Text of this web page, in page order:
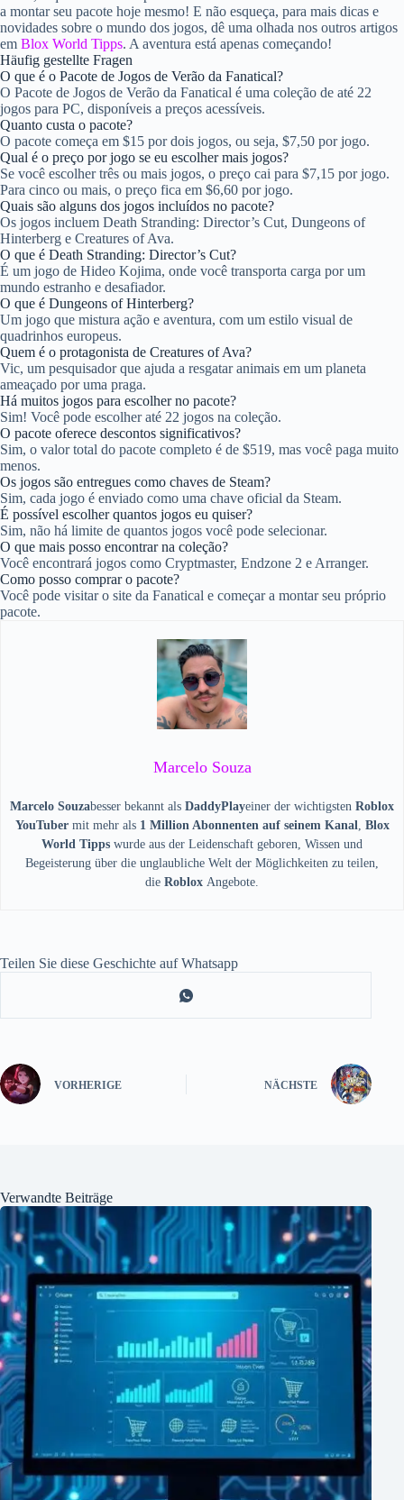
a montar seu pacote hoje mesmo! E não esqueça, para mais dicas e
novidades sobre o mundo dos jogos, dê uma olhada nos outros artigos
em Blox World Tipps. A aventura está apenas começando!
Häufig gestellte Fragen
O que é o Pacote de Jogos de Verão da Fanatical?
O Pacote de Jogos de Verão da Fanatical é uma coleção de até 22
jogos para PC, disponíveis a preços acessíveis.
Quanto custa o pacote?
O pacote começa em $15 por dois jogos, ou seja, $7,50 por jogo.
Qual é o preço por jogo se eu escolher mais jogos?
Se você escolher três ou mais jogos, o preço cai para $7,15 por jogo.
Para cinco ou mais, o preço fica em $6,60 por jogo.
Quais são alguns dos jogos incluídos no pacote?
Os jogos incluem Death Stranding: Director’s Cut, Dungeons of
Hinterberg e Creatures of Ava.
O que é Death Stranding: Director’s Cut?
É um jogo de Hideo Kojima, onde você transporta carga por um
mundo estranho e desafiador.
O que é Dungeons of Hinterberg?
Um jogo que mistura ação e aventura, com um estilo visual de
quadrinhos europeus.
Quem é o protagonista de Creatures of Ava?
Vic, um pesquisador que ajuda a resgatar animais em um planeta
ameaçado por uma praga.
Há muitos jogos para escolher no pacote?
Sim! Você pode escolher até 22 jogos na coleção.
O pacote oferece descontos significativos?
Sim, o valor total do pacote completo é de $519, mas você paga muito
menos.
Os jogos são entregues como chaves de Steam?
Sim, cada jogo é enviado como uma chave oficial da Steam.
É possível escolher quantos jogos eu quiser?
Sim, não há limite de quantos jogos você pode selecionar.
O que mais posso encontrar na coleção?
Você encontrará jogos como Cryptmaster, Endzone 2 e Arranger.
Como posso comprar o pacote?
Você pode visitar o site da Fanatical e começar a montar seu próprio
pacote.
Marcelo Souza
Marcelo Souzabesser bekannt als DaddyPlayeiner der wichtigsten Roblox
YouTubermit mehr als 1 Million Abonnenten auf seinem Kanal, Blox
World Tipps wurde aus der Leidenschaft geboren, Wissen und
Begeisterung über die unglaubliche Welt der Möglichkeiten zu teilen,
die Roblox Angebote.
Teilen Sie diese Geschichte auf Whatsapp
VORHERIGE NÄCHSTE
Verwandte Beiträge